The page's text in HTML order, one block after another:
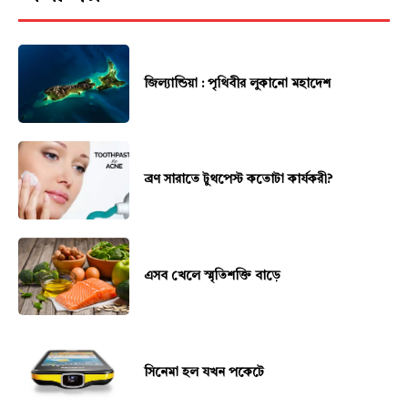
জিল্যান্ডিয়া : পৃথিবীর লুকানো মহাদেশ
ব্রণ সারাতে টুথপেস্ট কতোটা কার্যকরী?
এসব খেলে স্মৃতিশক্তি বাড়ে
সিনেমা হল যখন পকেটে